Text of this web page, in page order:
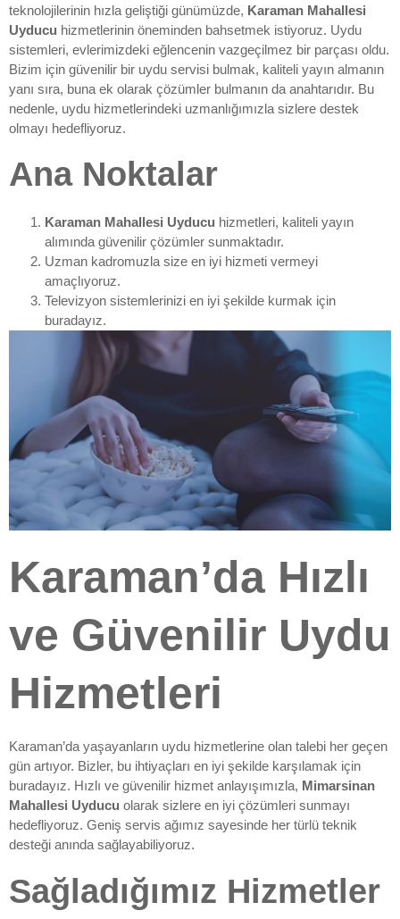
teknolojilerinin hızla geliştiği günümüzde, Karaman Mahallesi
Uyducu hizmetlerinin öneminden bahsetmek istiyoruz. Uydu
sistemleri, evlerimizdeki eğlencenin vazgeçilmez bir parçası oldu.
Bizim için güvenilir bir uydu servisi bulmak, kaliteli yayın almanın
yanı sıra, buna ek olarak çözümler bulmanın da anahtarıdır. Bu
nedenle, uydu hizmetlerindeki uzmanlığımızla sizlere destek
olmayı hedefliyoruz.
Ana Noktalar
Karaman Mahallesi Uyducu hizmetleri, kaliteli yayın
alımında güvenilir çözümler sunmaktadır.
Uzman kadromuzla size en iyi hizmeti vermeyi
amaçlıyoruz.
Televizyon sistemlerinizi en iyi şekilde kurmak için
buradayız.
Karaman’da Hızlı
ve Güvenilir Uydu
Hizmetleri
Karaman’da yaşayanların uydu hizmetlerine olan talebi her geçen
gün artıyor. Bizler, bu ihtiyaçları en iyi şekilde karşılamak için
buradayız. Hızlı ve güvenilir hizmet anlayışımızla, Mimarsinan
Mahallesi Uyducu olarak sizlere en iyi çözümleri sunmayı
hedefliyoruz. Geniş servis ağımız sayesinde her türlü teknik
desteği anında sağlayabiliyoruz.
Sağladığımız Hizmetler